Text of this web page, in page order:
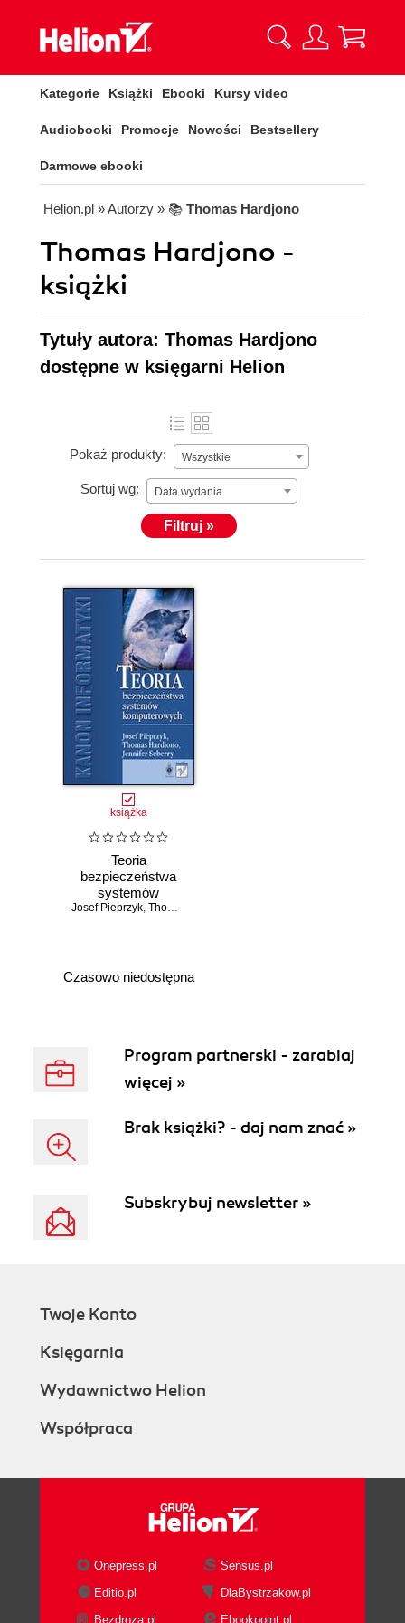
Kategorie Książki Ebooki Kursy video
Audiobooki Promocje Nowości Bestsellery
Darmowe ebooki
Helion.pl » Autorzy » 📚 Thomas Hardjono
Thomas Hardjono -
książki
Tytuły autora: Thomas Hardjono
dostępne w księgarni Helion
Pokaż produkty: Wszystkie
Sortuj wg: Data wydania
Filtruj »
książka
Teoria
bezpieczeństwa
systemów
komputerowych
Josef Pieprzyk, Thomas Hardjono
Czasowo niedostępna
Program partnerski - zarabiaj
więcej »
Brak książki? - daj nam znać »
Subskrybuj newsletter »
Twoje Konto
Księgarnia
Wydawnictwo Helion
Współpraca
Onepress.pl
Sensus.pl
Editio.pl
DlaBystrzakow.pl
Bezdroza.pl
Ebookpoint.pl